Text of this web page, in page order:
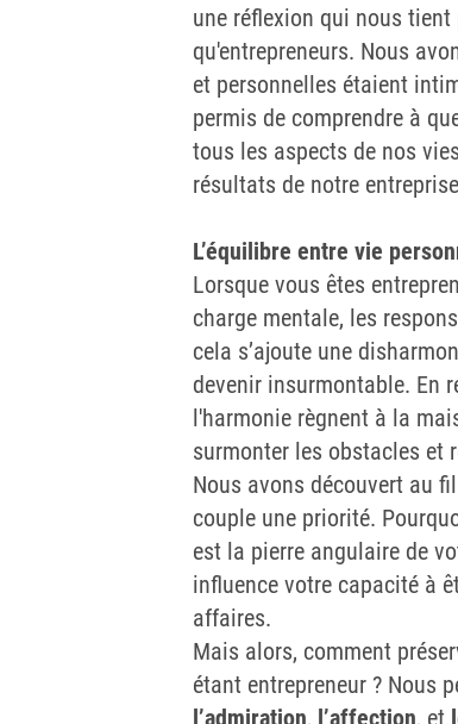
une réflexion qui nous
qu'entrepreneurs. Nous
et personnelles étaient
permis de comprendre à
tous les aspects de nos
résultats de notre
L’équilibre entre vie
Lorsque vous êtes
charge mentale, les
cela s’ajoute une
devenir insurmontable. En
l'harmonie règnent à la
surmonter les obstacles et
Nous avons découvert au
couple une priorité.
est la pierre angulaire de
influence votre capacité à
affaires.
Mais alors, comment
étant entrepreneur ? Nous
l’admiration, l’affection, et